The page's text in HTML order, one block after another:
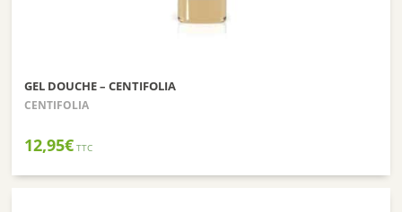
GEL DOUCHE – CENTIFOLIA
CENTIFOLIA
12,95€ TTC